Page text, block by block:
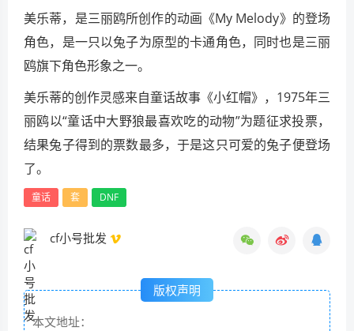
美乐蒂，是三丽鸥所创作的动画《My Melody》的登场
角色，是一只以兔子为原型的卡通角色，同时也是三丽
鸥旗下角色形象之一。
美乐蒂的创作灵感来自童话故事《小红帽》，1975年三
丽鸥以“童话中大野狼最喜欢吃的动物”为题征求投票，
结果兔子得到的票数最多，于是这只可爱的兔子便登场
了。
童话 套 DNF
cf小号批发
版权声明
本文地址：